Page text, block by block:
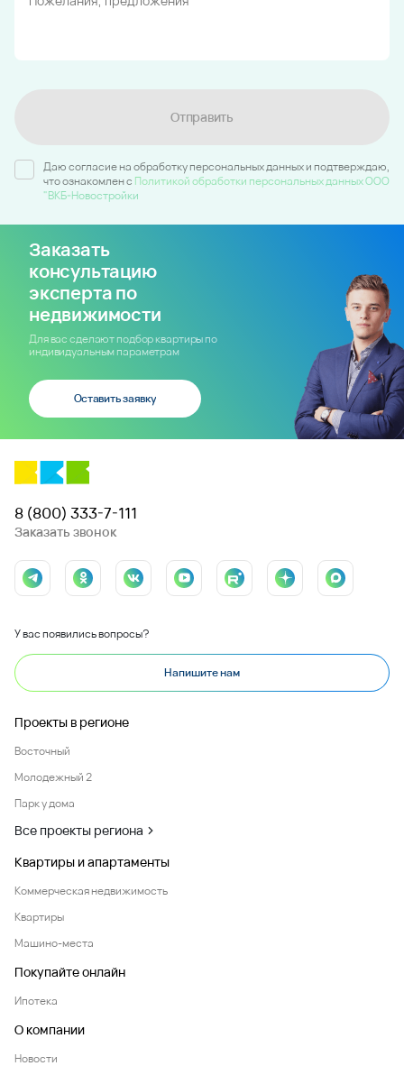
Отправить
Даю согласие на обработку персональных данных и подтверждаю,
что ознакомлен c Политикой обработки персональных данных ООО
"ВКБ-Новостройки
Заказать
консультацию
эксперта по
недвижимости
Для вас сделают подбор квартиры по
индивидуальным параметрам
Оставить заявку
8 (800) 333-7-111
Заказать звонок
У вас появились вопросы?
Напишите нам
Проекты в регионе
Восточный
Молодежный 2
Парк у дома
Все проекты региона
Квартиры и апартаменты
Коммерческая недвижимость
Квартиры
Машино-места
Покупайте онлайн
Ипотека
О компании
Новости